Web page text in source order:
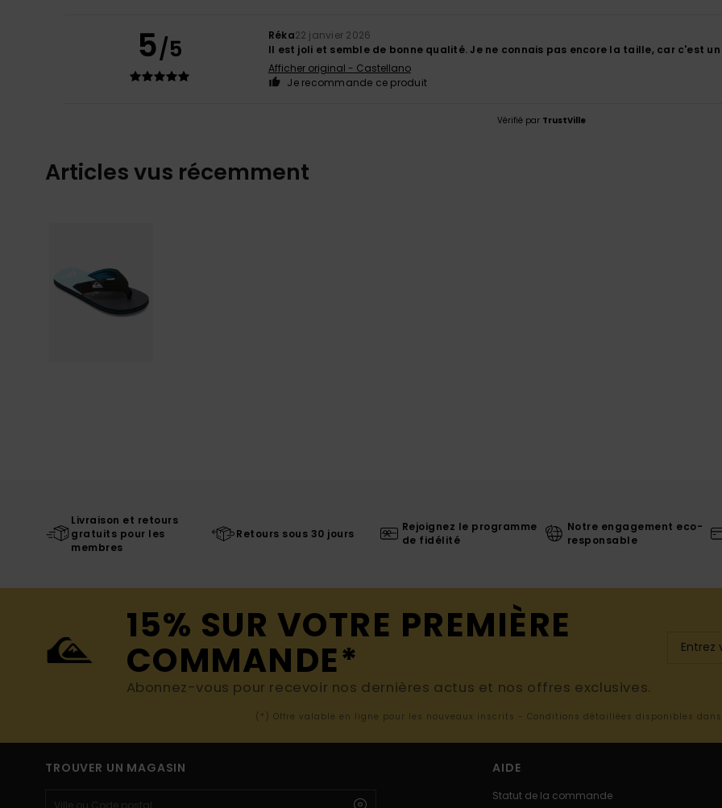
5/5 Réka22 janvier 2026
Il est joli et semble de bonne qualité. Je ne connais pas encore la taille, car c'est
Afficher original - Castellano
Je recommande ce produit
Vérifié par TrustVille
Articles vus récemment
Livraison et retours
gratuits pour les
membres
Retours sous 30 jours
Rejoignez le programme
de fidélité
Notre engagement eco-
responsable
15% SUR VOTRE PREMIÈRE
COMMANDE*
Abonnez-vous pour recevoir nos dernières actus et nos offres exclusives.
(*) Offre valable en ligne pour les nouveaux inscrits - Conditions détaillées disponibles
TROUVER UN MAGASIN AIDE
Statut de la commande